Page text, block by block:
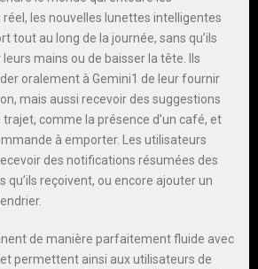
les nouvelles lunettes intelligentes
tout au long de la journée, sans qu’ils
leurs mains ou de baisser la tête. Ils
oralement à Gemini1 de leur fournir
mais aussi recevoir des suggestions
comme la présence d’un café, et
à emporter. Les utilisateurs
des notifications résumées des
reçoivent, ou encore ajouter un
de manière parfaitement fluide avec
et permettent ainsi aux utilisateurs de